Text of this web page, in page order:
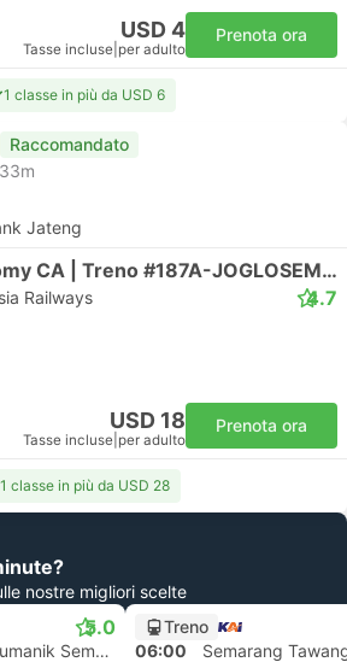
USD 4
Tasse incluse per adulto
Prenota ora
1 classe in più da USD 6
Raccomandato
Jateng
Economy CA | Treno #187A-JOGLOSEMARKERTO
Railways 4.7
USD 18
Tasse incluse per adulto
Prenota ora
1 classe in più da USD 28
nostre migliori scelte
5.0
Hazotel Banyumanik Semarang
Treno
06:00